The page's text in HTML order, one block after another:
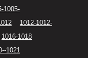
1005-
1012-1012-
1016-1018
1021